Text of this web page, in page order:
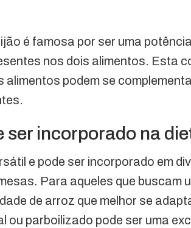
é famosa por ser uma
nos dois alimentos. Esta
podem se
ser incorporado na
e pode ser incorporado em
Para aqueles que buscam
de arroz que melhor se
ou parboilizado pode ser uma